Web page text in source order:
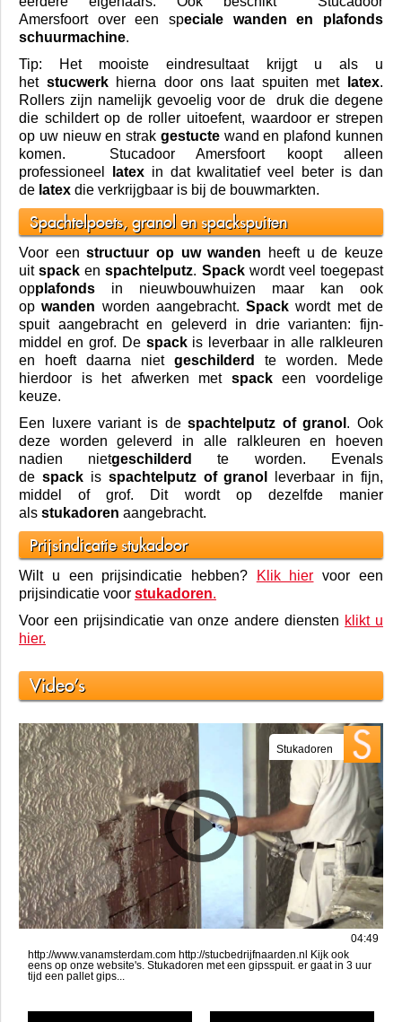
Amersfoortover een speciale wanden en plafonds
schuurmachine.
Tip: Het mooiste eindresultaat krijgt u als u
het stucwerkhierna door ons laat spuiten met latex.
Rollers zijn namelijk gevoelig voor de druk die degene
die schildert op de roller uitoefent, waardoor er strepen
op uw nieuw en strak gestuctewand en plafond kunnen
komen.
Stucadoor Amersfoortkoopt alleen
professioneel
latexin dat kwalitatief veel beter is dan
de latex die verkrijgbaar is bij de bouwmarkten.
Spachtelpoets, granol en spackspuiten
Voor eenstructuur op uw wanden heeft u de keuze
uitspack enspachtelputz. Spackwordt veel toegepast
opplafonds in nieuwbouwhuizen maar kan ook
opwanden worden aangebracht.Spack wordt met de
spuit aangebracht en geleverd in drie varianten: fijn-
middel en grof. De spackis leverbaar in alle ralkleuren
en hoeft daarna niet geschilderd
te worden. Mede
hierdoor is het afwerken met spackeen voordelige
keuze.
Een luxere variant is despachtelputz of granol . Ook
deze worden geleverd in alle ralkleuren en hoeven
nadien nietgeschilderd
te worden. Evenals
de spackis spachtelputz of granol
leverbaar in fijn,
middel of grof. Dit wordt op dezelfde manier
alsstukadoren aangebracht.
Prijsindicatie stukadoor
Wilt u een prijsindicatie hebben? Klik hier voor een
prijsindicatie voorstukadoren.
Voor een prijsindicatie van onze andere diensten klikt u
hier.
Video's
Stukadoren
04:49
http://www.vanamsterdam.com http://stucbedrijfnaarden.nl Kijk ook
eens op onze website's. Stukadoren met een gipsspuit. er gaat in 3 uur
tijd een pallet gips...